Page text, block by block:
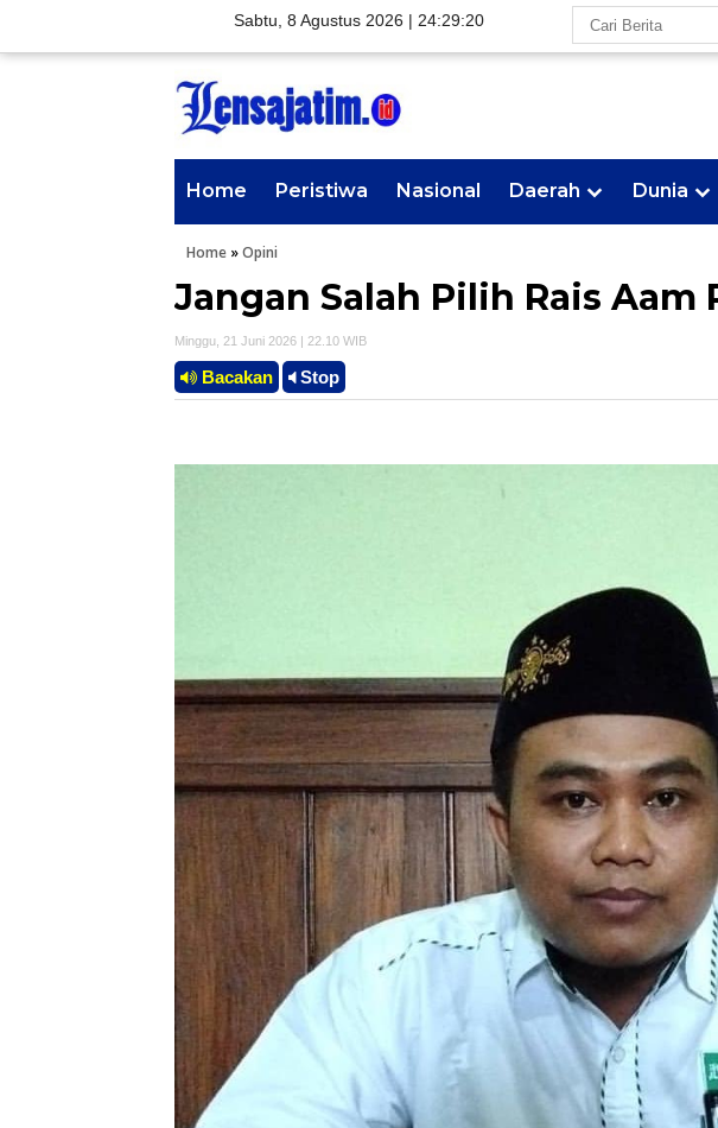
Sabtu, 8 Agustus 2026 | 24:29:21
Home Peristiwa Nasional Daerah Dunia
Home »Opini
Jangan Salah Pilih Rais Aam
Minggu, 21 Juni 2026 | 22.10 WIB
Bacakan Stop